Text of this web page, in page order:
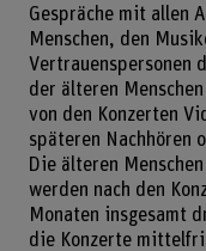
Gespräche mit allen
Menschen, den
Vertrauenspersonen
der älteren
von den Konzerten
späteren Nachhören
Die älteren
werden nach den
Monaten insgesamt
die Konzerte